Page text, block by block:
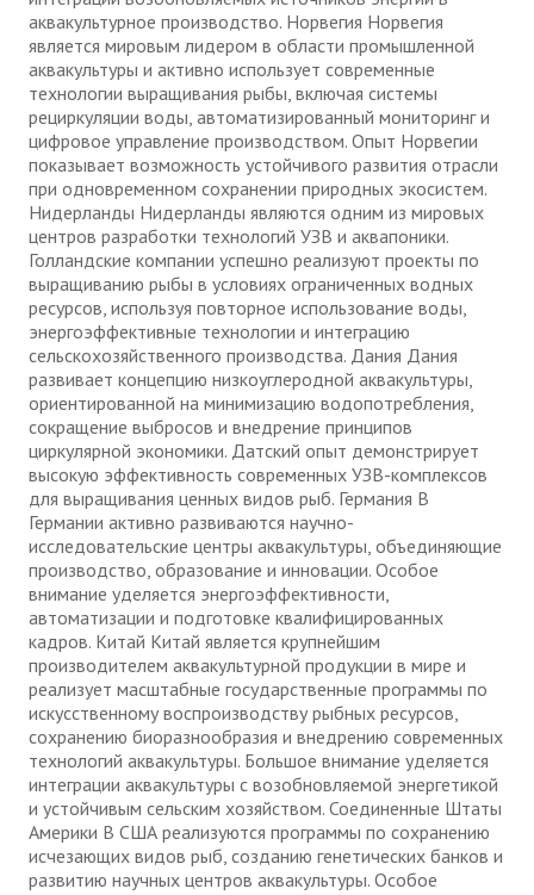
аквакультурное производство. Норвегия Норвегия
является мировым лидером в области промышленной
аквакультуры и активно использует современные
технологии выращивания рыбы, включая системы
рециркуляции воды, автоматизированный мониторинг и
цифровое управление производством. Опыт Норвегии
показывает возможность устойчивого развития отрасли
при одновременном сохранении природных экосистем.
Нидерланды Нидерланды являются одним из мировых
центров разработки технологий УЗВ и аквапоники.
Голландские компании успешно реализуют проекты по
выращиванию рыбы в условиях ограниченных водных
ресурсов, используя повторное использование воды,
энергоэффективные технологии и интеграцию
сельскохозяйственного производства. Дания Дания
развивает концепцию низкоуглеродной аквакультуры,
ориентированной на минимизацию водопотребления,
сокращение выбросов и внедрение принципов
циркулярной экономики. Датский опыт демонстрирует
высокую эффективность современных УЗВ-комплексов
для выращивания ценных видов рыб. Германия В
Германии активно развиваются научно-
исследовательские центры аквакультуры, объединяющие
производство, образование и инновации. Особое
внимание уделяется энергоэффективности,
автоматизации и подготовке квалифицированных
кадров. Китай Китай является крупнейшим
производителем аквакультурной продукции в мире и
реализует масштабные государственные программы по
искусственному воспроизводству рыбных ресурсов,
сохранению биоразнообразия и внедрению современных
технологий аквакультуры. Большое внимание уделяется
интеграции аквакультуры с возобновляемой энергетикой
и устойчивым сельским хозяйством. Соединенные Штаты
Америки В США реализуются программы по сохранению
исчезающих видов рыб, созданию генетических банков и
развитию научных центров аквакультуры. Особое